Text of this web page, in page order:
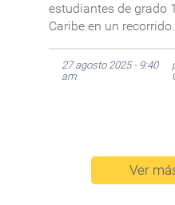
estudiantes de grado
Caribe en un
27 agosto 2025 - 9:40
am
Ver